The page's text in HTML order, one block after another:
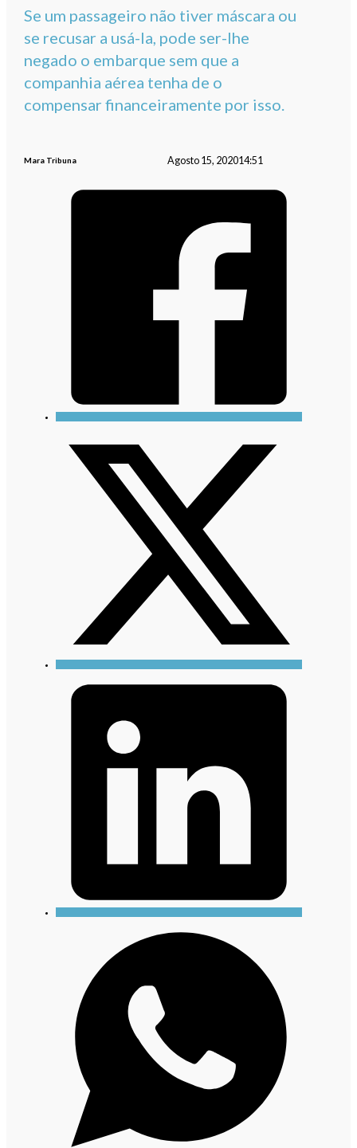
Se um passageiro não tiver máscara ou
se recusar a usá-la, pode ser-lhe
negado o embarque sem que a
companhia aérea tenha de o
compensar financeiramente por isso.
Mara Tribuna Agosto 15, 202014:51